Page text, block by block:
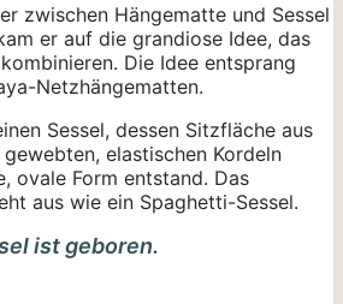
zwischen Hängematte und Sessel
er auf die grandiose Idee, das
Die Idee entsprang
Netzhängematten.
Sessel, dessen Sitzfläche aus
elastischen Kordeln
ovale Form entstand. Das
aus wie ein Spaghetti-Sessel.
ist geboren.